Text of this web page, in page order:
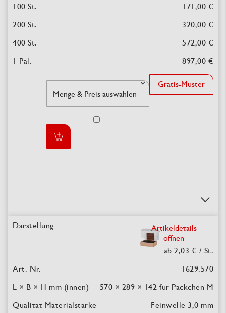
171,00 €
320,00 €
572,00 €
897,00 €
Gratis-Muster
Artikeldetails
öffnen
ab 2,03 € / St.
1629.570
570 × 289 × 142 für Päckchen M
Feinwelle 3,0 mm